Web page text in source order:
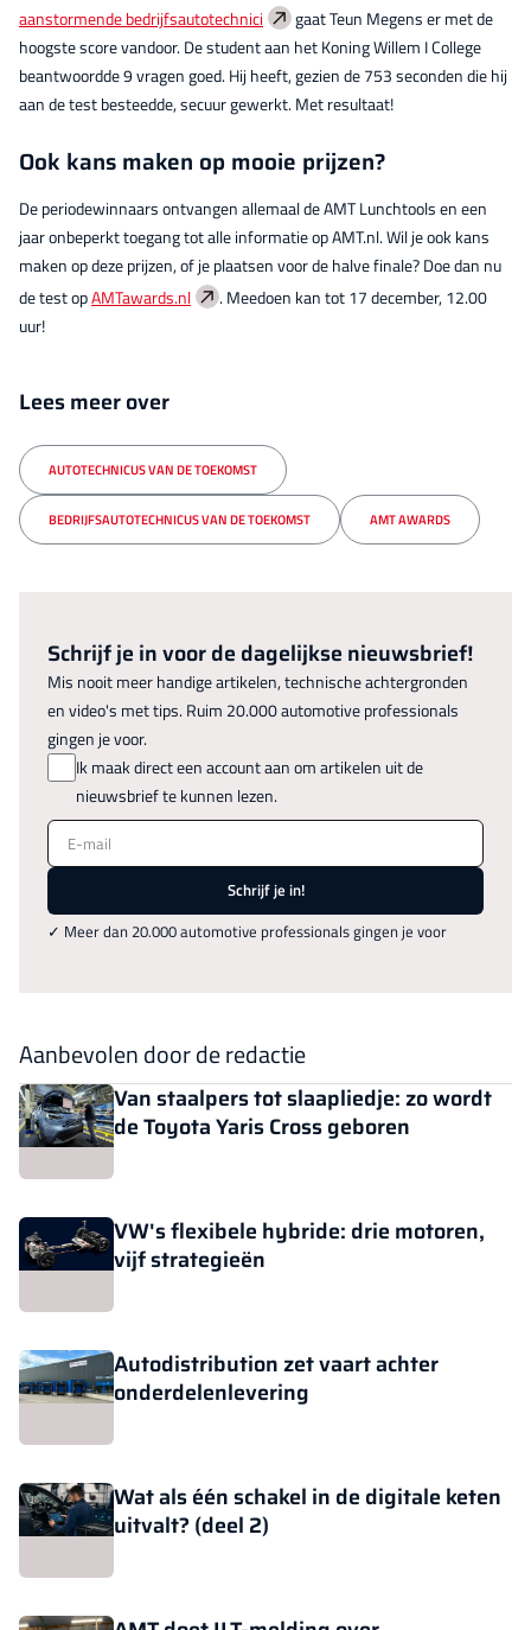
aanstormende bedrijfsautotechnici
gaat Teun Megens er met de
hoogste score vandoor. De student aan het Koning Willem I College
beantwoordde 9 vragen goed. Hij heeft, gezien de 753 seconden die hij
aan de test besteedde, secuur gewerkt. Met resultaat!
Ook kans maken op mooie prijzen?
De periodewinnaars ontvangen allemaal de AMT Lunchtools en een
jaar onbeperkt toegang tot alle informatie op AMT.nl. Wil je ook kans
maken op deze prijzen, of je plaatsen voor de halve finale? Doe dan nu
de test opAMTawards.nl
. Meedoen kan tot 17 december, 12.00
uur!
Lees meer over
AUTOTECHNICUS VAN DE TOEKOMST
BEDRIJFSAUTOTECHNICUS VAN DE TOEKOMST AMT AWARDS
Schrijf je in voor de dagelijkse nieuwsbrief!
Mis nooit meer handige artikelen, technische achtergronden
en video's met tips. Ruim 20.000 automotive professionals
gingen je voor.
Ik maak direct een account aan om artikelen uit de
nieuwsbrief te kunnen lezen.
E-mail
Schrijf je in!
✓ Meer dan 20.000 automotive professionals gingen je voor
Aanbevolen door de redactie
Van staalpers tot slaapliedje: zo wordt
de Toyota Yaris Cross geboren
VW's flexibele hybride: drie motoren,
vijf strategieën
Autodistribution zet vaart achter
onderdelenlevering
Wat als één schakel in de digitale keten
uitvalt? (deel 2)